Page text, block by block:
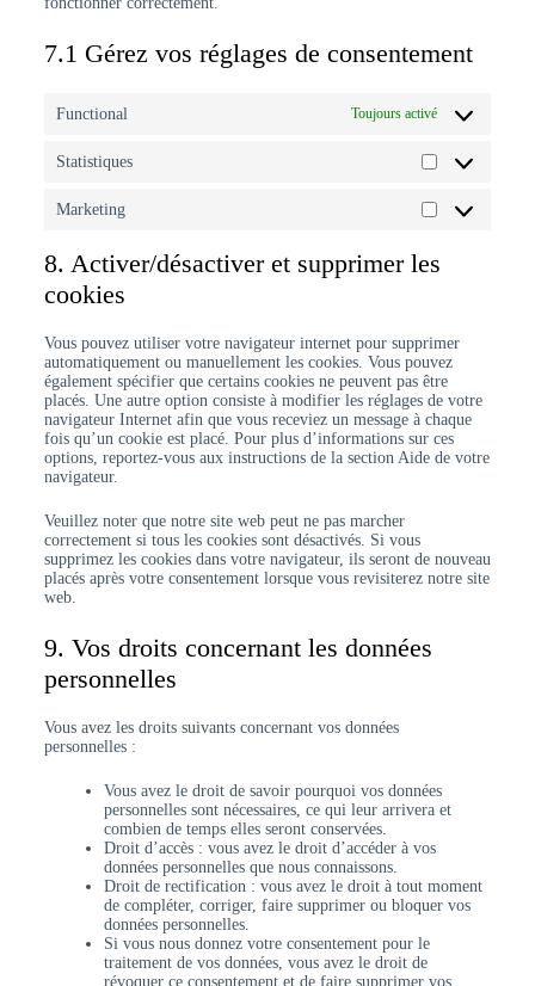
7.1 Gérez vos réglages de consentement
Functional Toujours activé
Statistiques
Marketing
8. Activer/désactiver et supprimer les
cookies
Vous pouvez utiliser votre navigateur internet pour supprimer
automatiquement ou manuellement les cookies. Vous pouvez
également spécifier que certains cookies ne peuvent pas être
placés. Une autre option consiste à modifier les réglages de votre
navigateur Internet afin que vous receviez un message à chaque
fois qu’un cookie est placé. Pour plus d’informations sur ces
options, reportez-vous aux instructions de la section Aide de votre
navigateur.
Veuillez noter que notre site web peut ne pas marcher
correctement si tous les cookies sont désactivés. Si vous
supprimez les cookies dans votre navigateur, ils seront de nouveau
placés après votre consentement lorsque vous revisiterez notre site
web.
9. Vos droits concernant les données
personnelles
Vous avez les droits suivants concernant vos données
personnelles :
Vous avez le droit de savoir pourquoi vos données
personnelles sont nécessaires, ce qui leur arrivera et
combien de temps elles seront conservées.
Droit d’accès : vous avez le droit d’accéder à vos
données personnelles que nous connaissons.
Droit de rectification : vous avez le droit à tout moment
de compléter, corriger, faire supprimer ou bloquer vos
données personnelles.
Si vous nous donnez votre consentement pour le
traitement de vos données, vous avez le droit de
révoquer ce consentement et de faire supprimer vos